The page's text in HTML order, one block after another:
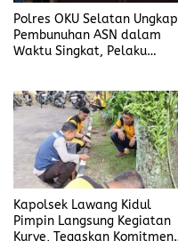
Polres OKU Selatan Ungkap
Pembunuhan ASN dalam
Waktu Singkat, Pelaku
Kapolsek Lawang Kidul
Pimpin Langsung Kegiatan
Kurve, Tegaskan Komitmen